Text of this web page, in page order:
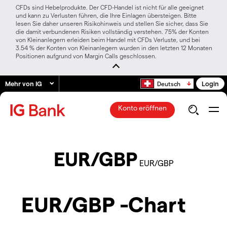
CFDs sind Hebelprodukte. Der CFD-Handel ist nicht für alle geeignet
und kann zu Verlusten führen, die Ihre Einlagen übersteigen. Bitte
lesen Sie daher unseren Risikohinweis und stellen Sie sicher, dass Sie
die damit verbundenen Risiken vollständig verstehen. 75% der Konten
von Kleinanlegern erleiden beim Handel mit CFDs Verluste, und bei
3.54 % der Konten von Kleinanlegern wurden in den letzten 12 Monaten
Positionen aufgrund von Margin Calls geschlossen.
Mehr von IG Deutsch Login
Konto eröffnen
EUR/GBP EUR/GBP
EUR/GBP -Chart